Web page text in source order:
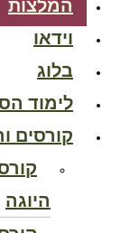
המלצות
וידאו
בלוג
לימוד
קורסים
היוגה